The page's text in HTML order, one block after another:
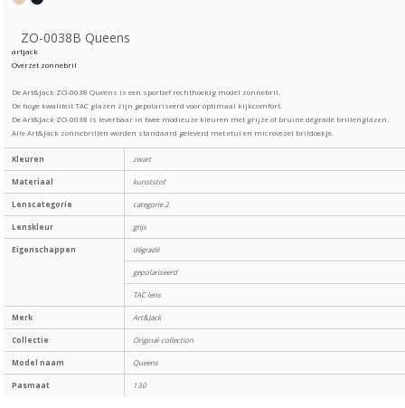
ZO-0038B Queens
artjack
Overzet zonnebril
De Art&Jack ZO-0038 Queens is een sportief rechthoekig model zonnebril.
De hoge kwaliteit TAC glazen zijn gepolariseerd voor optimaal kijkcomfort.
De Art&Jack ZO-0038 is leverbaar in twee modieuze kleuren met grijze of bruine dégradé brillenglazen.
Alle Art&Jack zonnebrillen worden standaard geleverd met etui en microvezel brildoekje.
Kleuren zwart
Materiaal kunststof
Lenscategorie categorie 2
Lenskleur grijs
Eigenschappen dégradé
gepolariseerd
TAC lens
Merk Art&Jack
Collectie Original-collection
Model naam Queens
Pasmaat 130